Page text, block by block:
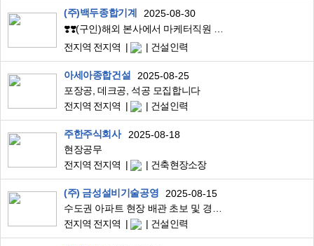
(주)백두종합기계
2025-08-30
❣️❣️(구인)해외 본사에서 마케터직원 구합니다(초보가능)❣️❣️
전지역 전지역
건설인력
아세아종합건설
2025-08-25
포장공, 데크공, 석공 모집합니다
전지역 전지역
건설인력
주한주식회사
2025-08-18
현장공무
전지역 전지역
건축현장소장
(주) 금성설비기술공영
2025-08-15
수도권 아파트 현장 배관 초보 및 경력자 모집합니다
전지역 전지역
건설인력